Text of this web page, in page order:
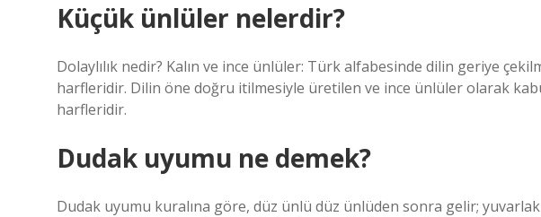
Küçük ünlüler nelerdir?
Dolaylılık nedir? Kalın ve ince ünlüler: Türk alfabesinde dilin geriye
harfleridir. Dilin öne doğru itilmesiyle üretilen ve ince ünlüler olarak
harfleridir.
Dudak uyumu ne demek?
Dudak uyumu kuralına göre, düz ünlü düz ünlüden sonra gelir;